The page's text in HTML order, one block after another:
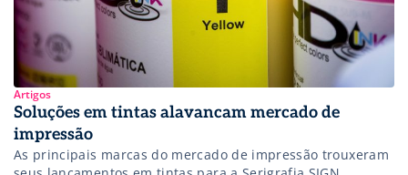
Artigos
Soluções em tintas alavancam mercado de
impressão
As principais marcas do mercado de impressão trouxeram